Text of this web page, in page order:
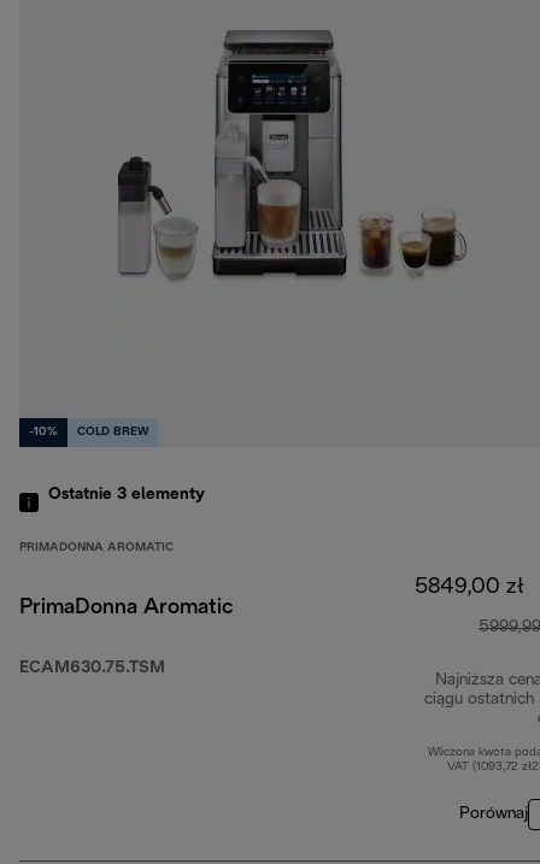
-10% COLD BREW
Ostatnie 3 elementy
PRIMADONNA AROMATIC
PrimaDonna Aromatic
ECAM630.75.TSM
5849,00 zł
5999,99
Najniższa
ciągu ostatnich
Wliczona kwota
VAT (1093,72
Porównaj